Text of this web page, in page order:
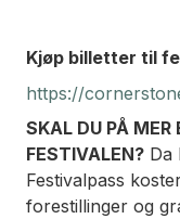
Kjøp billetter til
https://
SKAL DU PÅ MER
FESTIVALEN? Da
Festivalpass
forestillinger og